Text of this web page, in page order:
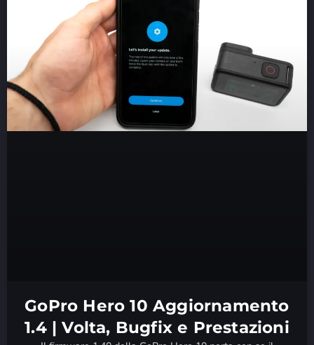
GoPro Hero 10 Aggiornamento
1.4 | Volta, Bugfix e Prestazioni